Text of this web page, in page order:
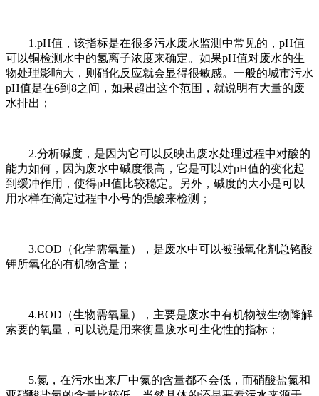
1.pH值，该指标是在很多污水废水监测中常见的，pH值
可以铜检测水中的氢离子浓度来确定。如果pH值对废水的生
物处理影响大，则硝化反应就会显得很敏感。一般的城市污水
pH值是在6到8之间，如果超出这个范围，就说明有大量的废
水排出；
2.分析碱度，是因为它可以反映出废水处理过程中对酸的
能力如何，因为废水中碱度很高，它是可以对pH值的变化起
到缓冲作用，使得pH值比较稳定。另外，碱度的大小是可以
用水样在滴定过程中小号的强酸来检测；
3.COD（化学需氧量），是废水中可以被强氧化剂总铬酸
钾所氧化的有机物含量；
4.BOD（生物需氧量），主要是废水中有机物被生物降解
索要的氧量，可以说是用来衡量废水可生化性的指标；
5.氮，在污水出来厂中氮的含量都不会低，而硝酸盐氮和